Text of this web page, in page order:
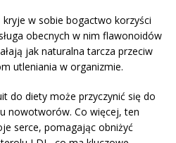
w sobie bogactwo korzyści
obecnych w nim flawonoidów
jak naturalna tarcza przeciw
utleniania w organizmie.
do diety może przyczynić się do
nowotworów. Co więcej, ten
serce, pomagając obniżyć